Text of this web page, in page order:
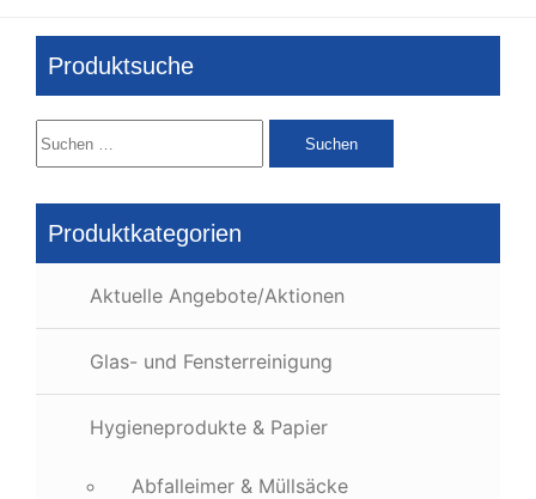
Produktsuche
Suchen
nach:
Produktkategorien
Aktuelle Angebote/Aktionen
Glas- und Fensterreinigung
Hygieneprodukte & Papier
Abfalleimer & Müllsäcke